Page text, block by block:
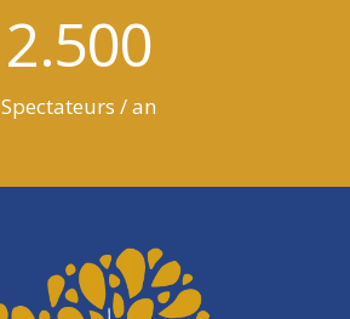
2.500
Spectateurs / an